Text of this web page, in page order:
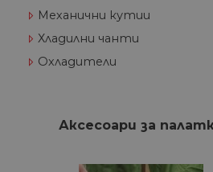
Механични кутии
Хладилни чанти
Охладители
Аксесоари за